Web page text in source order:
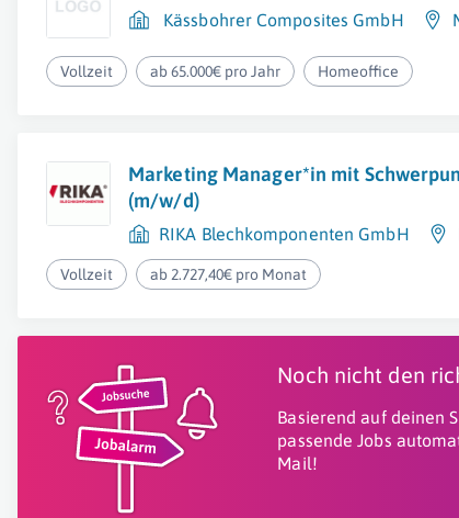
Kässbohrer Composites GmbH
Vollzeit ab 65.000€ pro Jahr Homeoffice
Marketing Manager*in mit
(m/w/d)
RIKA Blechkomponenten GmbH
Vollzeit ab 2.727,40€ pro Monat
Noch nicht den
Basierend auf deinen
passende Jobs
Mail!